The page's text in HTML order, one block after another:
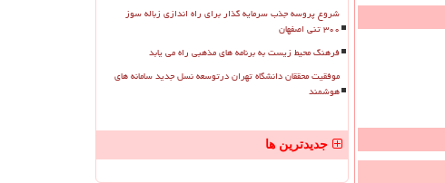
شروع پروسه جذب سرمایه گذار برای راه اندازی زباله سوز
۳۰۰ تنی اصفهان
فرهنگ محیط زیست به برنامه های مذهبی راه می یابد
موفقیت محققان دانشگاه تهران درتوسعه نسل جدید سامانه های
هوشمند
جدیدترین ها